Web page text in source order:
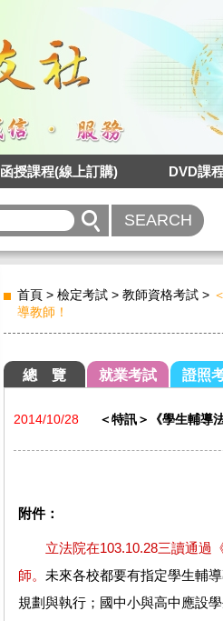
函授課程(線上訂購) DVD課
首頁 > 檢定考試 > 教師資格考試 >
導教師！
總 覽 就業考試 證照
2014/10/28 ＜特訊＞《學生輔導
附件：
立法院在103.10.28三讀通過
師。 未來各校都要有指定學生輔
規劃與執行；國中小與高中應設